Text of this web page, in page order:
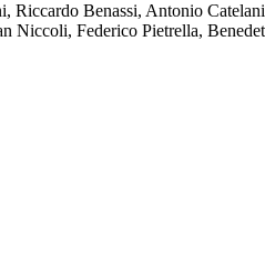
Riccardo Benassi, Antonio
Niccoli, Federico Pietrella,